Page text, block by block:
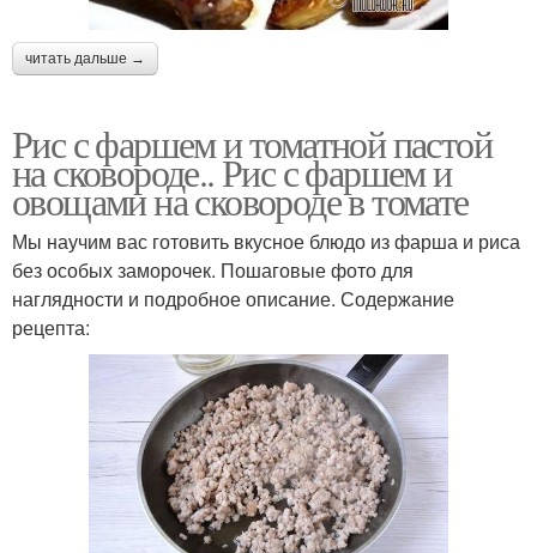
читать дальше →
Рис с фаршем и томатной пастой
на сковороде.. Рис с фаршем и
овощами на сковороде в томате
Мы научим вас готовить вкусное блюдо из фарша и риса
без особых заморочек. Пошаговые фото для
наглядности и подробное описание. Содержание
рецепта: